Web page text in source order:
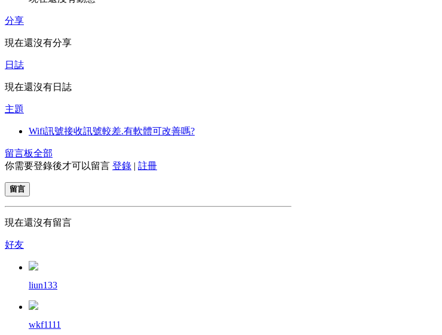
分享
現在還沒有分享
日誌
現在還沒有日誌
主題
Wifi訊號接收訊號較差.有軟體可改善嗎?
留言板全部
你需要登錄後才可以留言 登錄 | 註冊
留言
現在還沒有留言
好友
liun133
wkf1111